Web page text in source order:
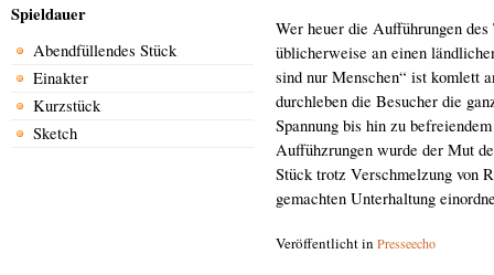
Spieldauer
Abendfüllendes Stück
Einakter
Kurzstück
Sketch
Wer heuer die Aufführungen
üblicherweise an einen
sind nur Menschen“ ist komlett
durchleben die Besucher die
Spannung bis hin zu
Auffühzrungen wurde der Mut
Stück trotz Verschmelzung von
gemachten Unterhaltung
Veröffentlicht in Presseecho